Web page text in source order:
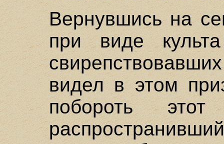
Вернувшись на
при виде
видел в этом
побороть